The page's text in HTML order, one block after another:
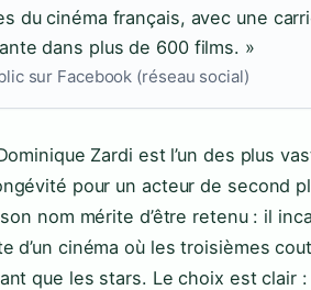
du cinéma français, avec une
dans plus de 600 films. »
sur Facebook (réseau social)
Zardi est l’un des plus
pour un acteur de second
nom mérite d’être retenu : il
d’un cinéma où les troisièmes
que les stars. Le choix est clair